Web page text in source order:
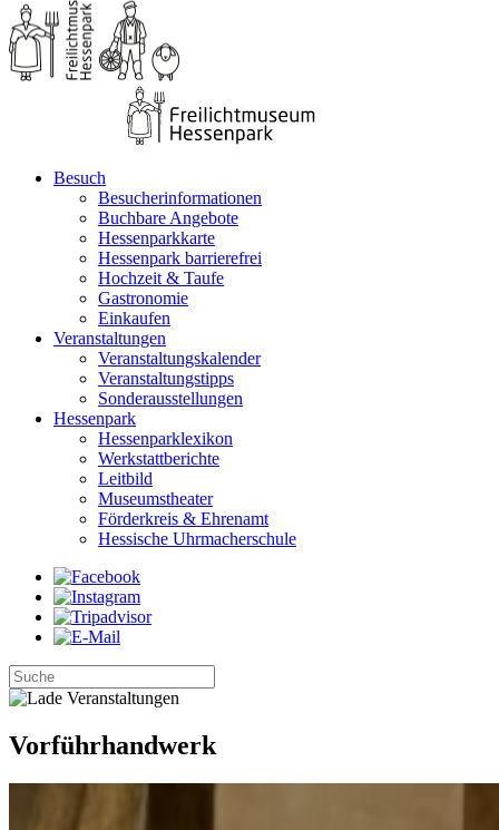
Besuch
Besucherinformationen
Buchbare Angebote
Hessenparkkarte
Hessenpark barrierefrei
Hochzeit & Taufe
Gastronomie
Einkaufen
Veranstaltungen
Veranstaltungskalender
Veranstaltungstipps
Sonderausstellungen
Hessenpark
Hessenparklexikon
Werkstattberichte
Leitbild
Museumstheater
Förderkreis & Ehrenamt
Hessische Uhrmacherschule
Vorführhandwerk